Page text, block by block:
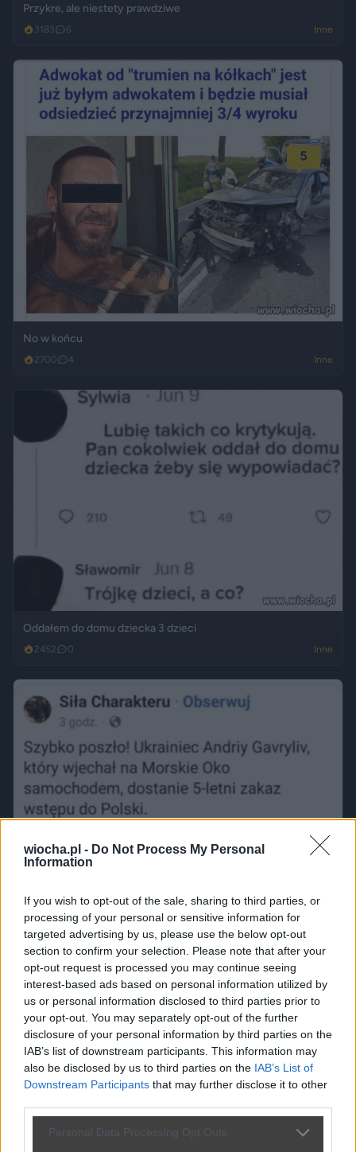
wiocha.pl - Do Not Process My Personal
Information
If you wish to opt-out of the sale, sharing to third parties, or
processing of your personal or sensitive information for
targeted advertising by us, please use the below opt-out
section to confirm your selection. Please note that after your
opt-out request is processed you may continue seeing
interest-based ads based on personal information utilized by
us or personal information disclosed to third parties prior to
your opt-out. You may separately opt-out of the further
disclosure of your personal information by third parties on the
IAB’s list of downstream participants. This information may
also be disclosed by us to third parties on the IAB’s List of
Downstream Participants that may further disclose it to other
Personal Data Processing Opt Outs
Przykre, ale niestety prawdziwe
3183 6 Inne
No w końcu
2700 4 Inne
Oddałem do domu dziecka 3 dzieci
2452 0 Inne